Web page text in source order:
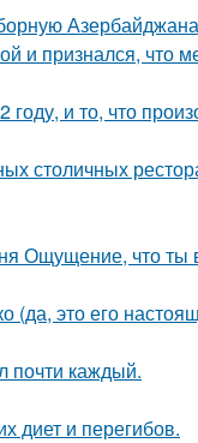
и признался, что
и то, что
столичных
Ощущение, что ты
(да, это его
почти каждый.
диет и перегибов.